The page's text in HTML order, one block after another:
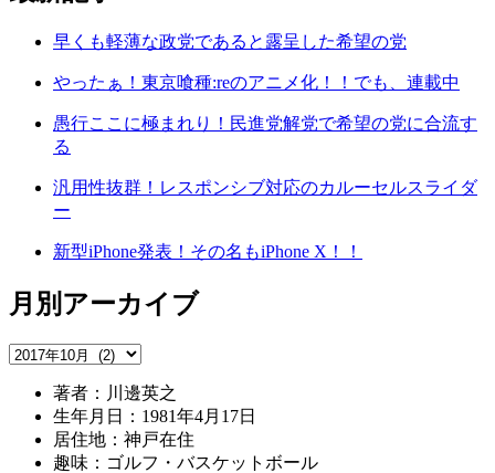
早くも軽薄な政党であると露呈した希望の党
やったぁ！東京喰種:reのアニメ化！！でも、連載中
愚行ここに極まれり！民進党解党で希望の党に合流す
る
汎用性抜群！レスポンシブ対応のカルーセルスライダ
ー
新型iPhone発表！その名もiPhone X！！
月別アーカイブ
著者：川邊英之
生年月日：1981年4月17日
居住地：神戸在住
趣味：ゴルフ・バスケットボール